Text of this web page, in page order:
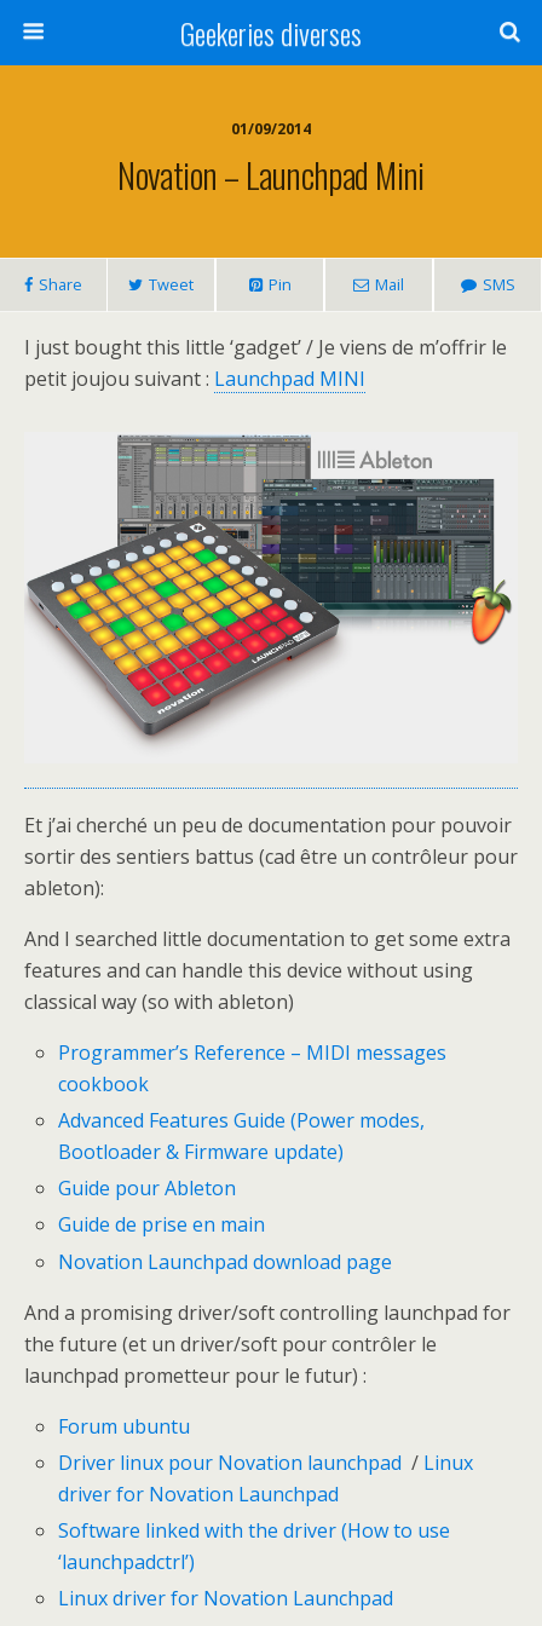
Geekeries diverses
01/09/2014
Novation – Launchpad Mini
Share Tweet Pin Mail SMS
I just bought this little ‘gadget’ / Je viens de m’offrir le
petit joujou suivant : Launchpad MINI
Et j’ai cherché un peu de documentation pour pouvoir
sortir des sentiers battus (cad être un contrôleur pour
ableton):
And I searched little documentation to get some extra
features and can handle this device without using
classical way (so with ableton)
Programmer’s Reference – MIDI messages
cookbook
Advanced Features Guide (Power modes,
Bootloader & Firmware update)
Guide pour Ableton
Guide de prise en main
Novation Launchpad download page
And a promising driver/soft controlling launchpad for
the future (et un driver/soft pour contrôler le
launchpad prometteur pour le futur) :
Forum ubuntu
Driver linux pour Novation launchpad / Linux
driver for Novation Launchpad
Software linked with the driver (How to use
‘launchpadctrl’)
Linux driver for Novation Launchpad